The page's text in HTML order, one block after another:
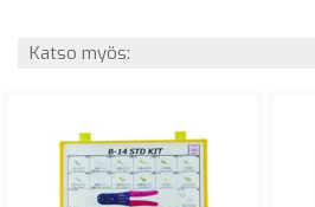
Katso myös: